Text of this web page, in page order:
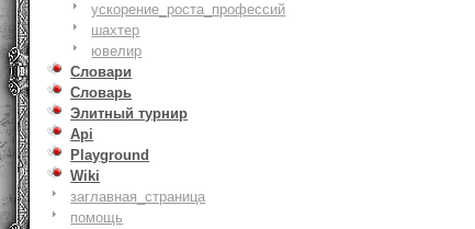
ускорение_роста_профессий
шахтер
ювелир
Словари
Словарь
Элитный турнир
Api
Playground
Wiki
заглавная_страница
помощь